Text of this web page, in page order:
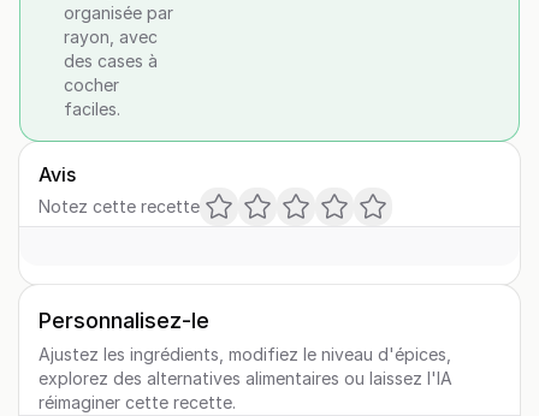
organisée par
rayon, avec
des cases à
cocher
faciles.
Avis
Notez cette recette
Personnalisez-le
Ajustez les ingrédients, modifiez le niveau d'épices,
explorez des alternatives alimentaires ou laissez l'IA
réimaginer cette recette.